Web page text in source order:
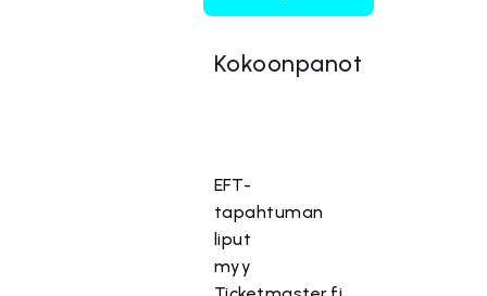
Kokoonpanot
EFT-
tapahtuman
liput
myy